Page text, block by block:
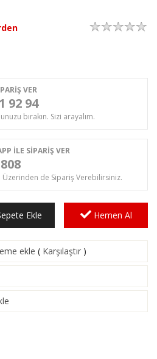
VER
92 94
bırakın. Sizi arayalım.
İLE SİPARİŞ VER
de Sipariş Verebilirsiniz.
Ekle Hemen Al
ekle ( Karşılaştır )